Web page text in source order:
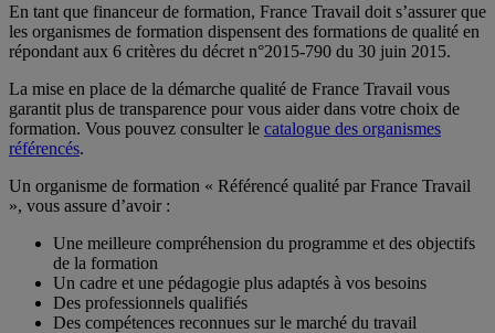
En tant que financeur de formation, France Travail doit s’assurer que
les organismes de formation dispensent des formations de qualité en
répondant aux 6 critères du décret n°2015-790 du 30 juin 2015.
La mise en place de la démarche qualité de France Travail vous
garantit plus de transparence pour vous aider dans votre choix de
formation. Vous pouvez consulter le catalogue des organismes
référencés.
Un organisme de formation « Référencé qualité par France Travail
», vous assure d’avoir :
Une meilleure compréhension du programme et des objectifs
de la formation
Un cadre et une pédagogie plus adaptés à vos besoins
Des professionnels qualifiés
Des compétences reconnues sur le marché du travail